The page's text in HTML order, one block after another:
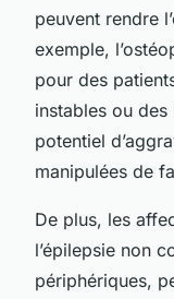
peuvent rendre
exemple,
pour des
instables ou
potentiel
manipulées de
De plus, les
l’épilepsie non
périphériques,